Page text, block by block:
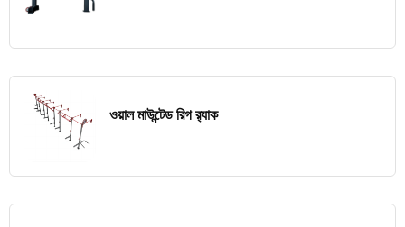
ওয়াল মাউন্টেড রিগ র‍্যাক